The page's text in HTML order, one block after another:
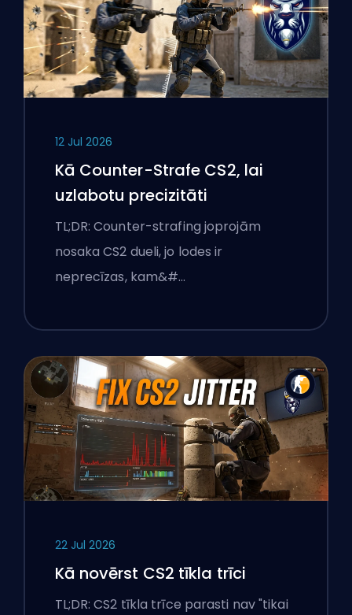
12 Jul 2026
Kā Counter-Strafe CS2, lai
uzlabotu precizitāti
TL;DR: Counter-strafing joprojām
nosaka CS2 dueli, jo lodes ir
neprecīzas, kam&#…
22 Jul 2026
Kā novērst CS2 tīkla trīci
TL;DR: CS2 tīkla trīce parasti nav "tikai